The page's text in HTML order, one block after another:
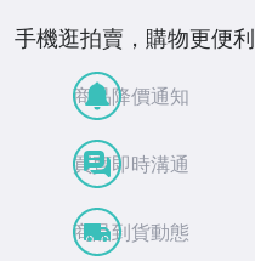
手機逛拍賣，購物更便利
商品降價通知
買賣即時溝通
商品到貨動態